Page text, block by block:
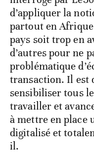
d’appliquer la
partout en
pays soit trop en
d’autres pour ne
problématique
transaction. Il est
sensibiliser tous
travailler et
à mettre en place
digitalisé et
il.